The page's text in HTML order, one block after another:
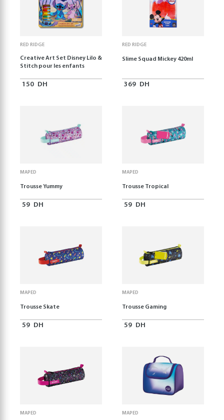
RED RIDGE
Creative Art Set Disney Lilo &
Stitch pour les enfants
150 DH
RED RIDGE
Slime Squad Mickey 420ml
369 DH
MAPED
Trousse Yummy
59 DH
MAPED
Trousse Tropical
59 DH
MAPED
Trousse Skate
59 DH
MAPED
Trousse Gaming
59 DH
MAPED MAPED